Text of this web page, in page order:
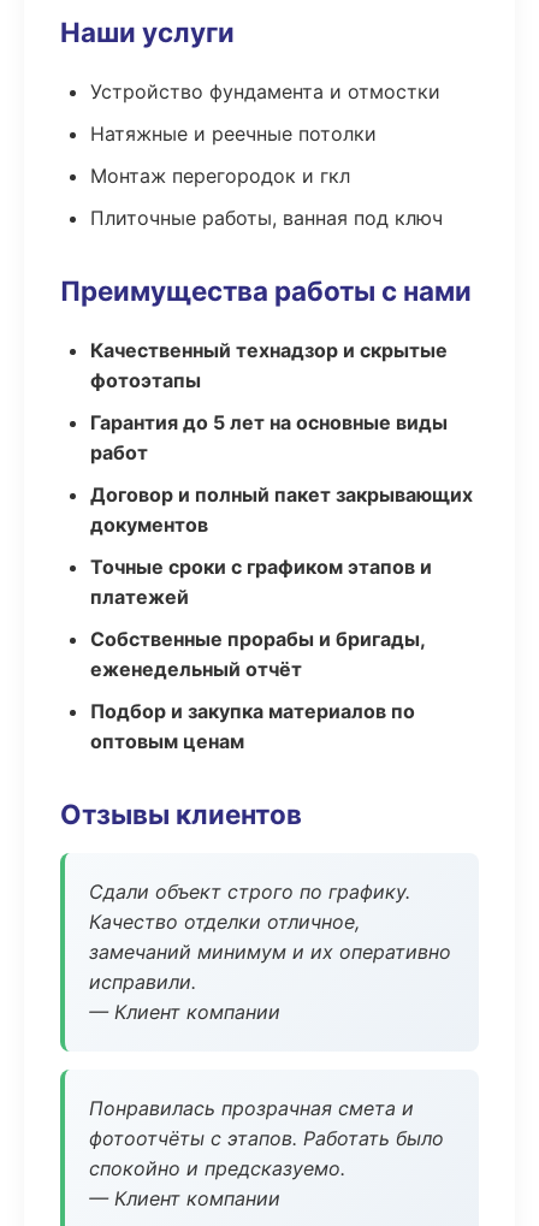
Наши услуги
Устройство фундамента и отмостки
Натяжные и реечные потолки
Монтаж перегородок и гкл
Плиточные работы, ванная под ключ
Преимущества работы с нами
Качественный технадзор и скрытые
фотоэтапы
Гарантия до 5 лет на основные виды
работ
Договор и полный пакет закрывающих
документов
Точные сроки с графиком этапов и
платежей
Собственные прорабы и бригады,
еженедельный отчёт
Подбор и закупка материалов по
оптовым ценам
Отзывы клиентов
Сдали объект строго по графику.
Качество отделки отличное,
замечаний минимум и их оперативно
исправили.
— Клиент компании
Понравилась прозрачная смета и
фотоотчёты с этапов. Работать было
спокойно и предсказуемо.
— Клиент компании